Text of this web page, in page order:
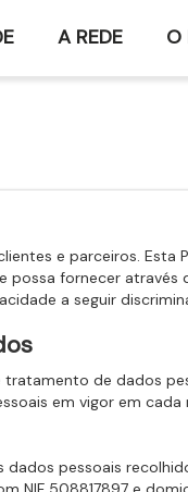
A REDE O
e parceiros. Esta
fornecer através
a seguir
de dados
em vigor em
dados pessoais